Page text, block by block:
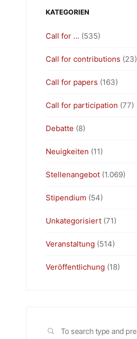
KATEGORIEN
Call for … (535)
Call for contributions (23)
Call for papers (163)
Call for participation (77)
Debatte (8)
Neuigkeiten (11)
Stellenangebot(1.069)
Stipendium (54)
Unkategorisiert(71)
Veranstaltung (514)
Veröffentlichung (18)
SEARCH